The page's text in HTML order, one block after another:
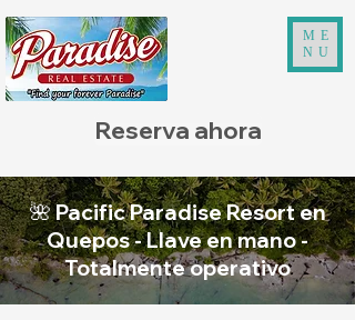
ME
NU
Reserva ahora
🌺 Pacific Paradise Resort en
Quepos - Llave en mano -
Totalmente operativo